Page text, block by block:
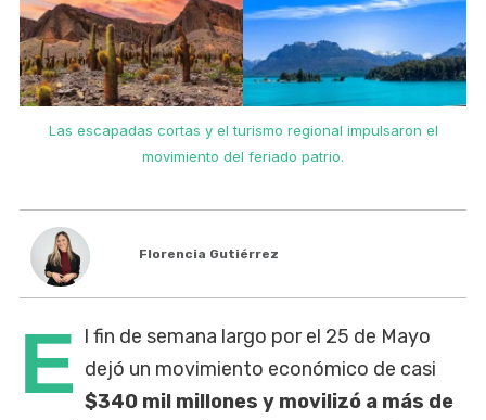
Las escapadas cortas y el turismo regional impulsaron el
movimiento del feriado patrio.
Florencia Gutiérrez
E l fin de semana largo por el 25 de Mayo
dejó un movimiento económico de casi
$340 mil millones y movilizó a más de